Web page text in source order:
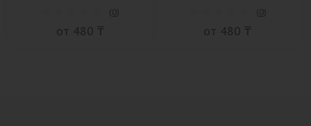
(0)
от 480 ₸
(0)
от 480 ₸